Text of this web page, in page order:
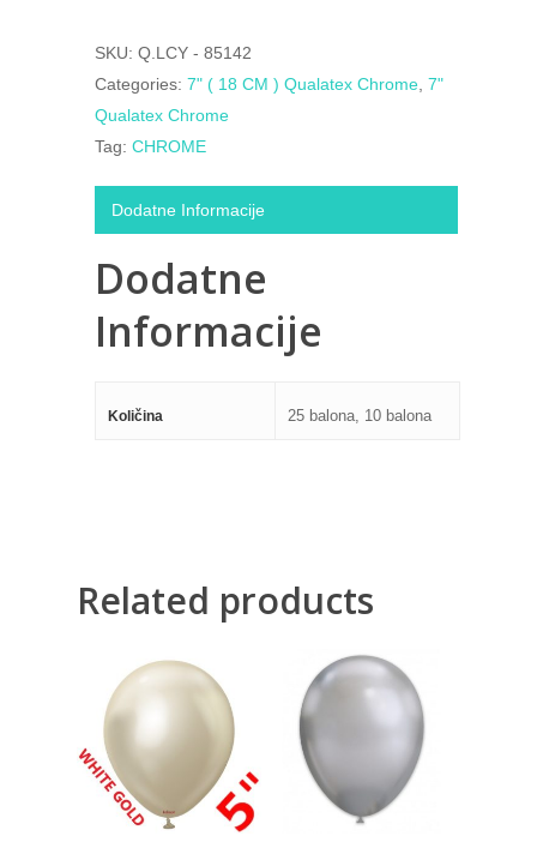
SKU: Q.LCY - 85142
Categories: 7" ( 18 CM ) Qualatex Chrome 7"
Qualatex Chrome
Tag: CHROME
Dodatne Informacije
Dodatne
Informacije
Količina 25 balona, 10 balona
Related products
200,00 RSD
480,00RSD